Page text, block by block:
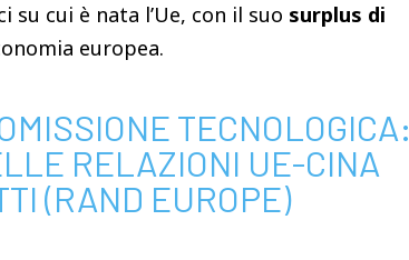
cui è nata l’Ue, con il suo surplus di
europea.
TECNOLOGICA:
RELAZIONI UE-CINA
(RAND EUROPE)